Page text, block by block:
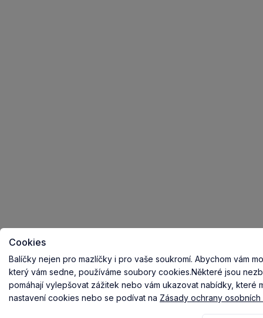
Cookies
Balíčky nejen pro mazlíčky i pro vaše soukromí. Abychom vám
který vám sedne, používáme soubory cookies.Některé jsou
pomáhají vylepšovat zážitek nebo vám ukazovat nabídky, které
nastavení cookies nebo se podívat na Zásady ochrany osobních